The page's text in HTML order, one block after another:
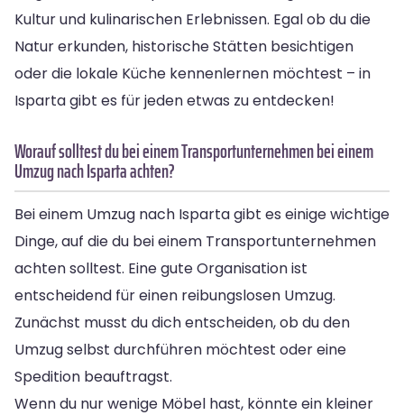
Kultur und kulinarischen Erlebnissen. Egal ob du die
Natur erkunden, historische Stätten besichtigen
oder die lokale Küche kennenlernen möchtest – in
Isparta gibt es für jeden etwas zu entdecken!
Worauf solltest du bei einem Transportunternehmen bei einem
Umzug nach Isparta achten?
Bei einem Umzug nach Isparta gibt es einige wichtige
Dinge, auf die du bei einem Transportunternehmen
achten solltest. Eine gute Organisation ist
entscheidend für einen reibungslosen Umzug.
Zunächst musst du dich entscheiden, ob du den
Umzug selbst durchführen möchtest oder eine
Spedition beauftragst.
Wenn du nur wenige Möbel hast, könnte ein kleiner